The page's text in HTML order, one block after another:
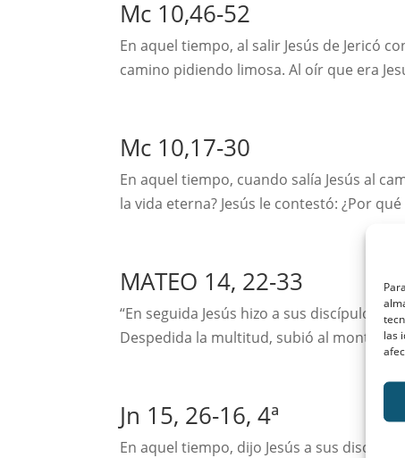
las
Mc 10,46-52
En aquel tiempo, al salir Jesús de Jericó
camino pidiendo limosa. Al oír que era
Mc 10,17-30
En aquel tiempo, cuando salía Jesús al
la vida eterna? Jesús le contestó: ¿Por
MATEO 14, 22-33
“En seguida Jesús hizo a sus discípulos
Despedida la multitud, subió al monte a
Jn 15, 26-16, 4ª
En aquel tiempo, dijo Jesús a sus